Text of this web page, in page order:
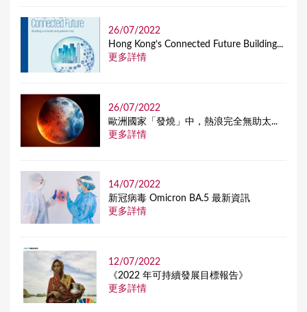
26/07/2022
Hong Kong’s Connected Future Building...
更多詳情
26/07/2022
歐洲國家「發燒」中，熱浪完全無助太...
更多詳情
14/07/2022
新冠病毒 Omicron BA.5 最新資訊
更多詳情
12/07/2022
《2022 年可持續發展目標報告》
更多詳情